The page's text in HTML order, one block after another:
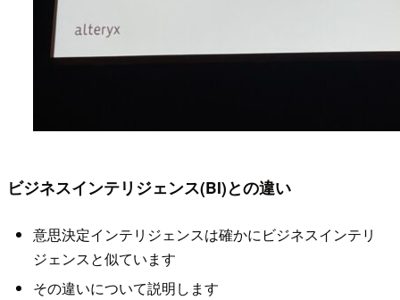
ビジネスインテリジェンス(BI)との違い
意思決定インテリジェンスは確かにビジネスインテリ
ジェンスと似ています
その違いについて説明します